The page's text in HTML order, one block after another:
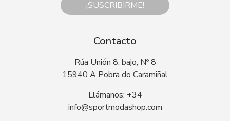
¡SUSCRIBIRME!
Contacto
Rúa Unión 8, bajo, Nº 8
15940 A Pobra do Caramiñal
Llámanos: +34
info@sportmodashop.com